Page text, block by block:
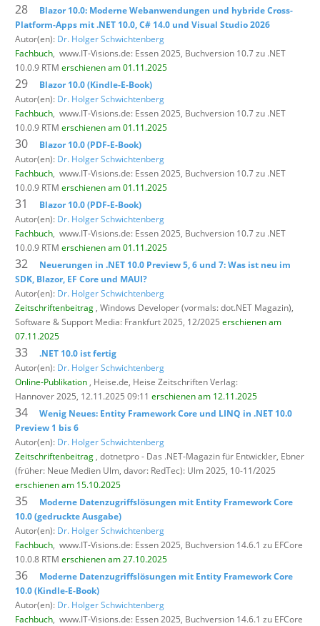
28
Blazor 10.0: Moderne Webanwendungen und hybride Cross-
Platform-Apps mit .NET 10.0, C# 14.0 und Visual Studio 2026
Autor(en): Dr. Holger Schwichtenberg
Fachbuch, www.IT-Visions.de: Essen 2025, Buchversion 10.7 zu .NET
10.0.9 RTM erschienen am 01.11.2025
29
Blazor 10.0 (Kindle-E-Book)
Autor(en): Dr. Holger Schwichtenberg
Fachbuch, www.IT-Visions.de: Essen 2025, Buchversion 10.7 zu .NET
10.0.9 RTM erschienen am 01.11.2025
30
Blazor 10.0 (PDF-E-Book)
Autor(en): Dr. Holger Schwichtenberg
Fachbuch, www.IT-Visions.de: Essen 2025, Buchversion 10.7 zu .NET
10.0.9 RTM erschienen am 01.11.2025
31
Blazor 10.0 (PDF-E-Book)
Autor(en): Dr. Holger Schwichtenberg
Fachbuch, www.IT-Visions.de: Essen 2025, Buchversion 10.7 zu .NET
10.0.9 RTM erschienen am 01.11.2025
32
Neuerungen in .NET 10.0 Preview 5, 6 und 7: Was ist neu im
SDK, Blazor, EF Core und MAUI?
Autor(en): Dr. Holger Schwichtenberg
Zeitschriftenbeitrag , Windows Developer (vormals: dot.NET Magazin),
Software & Support Media: Frankfurt 2025, 12/2025 erschienen am
07.11.2025
33
.NET 10.0 ist fertig
Autor(en): Dr. Holger Schwichtenberg
Online-Publikation , Heise.de, Heise Zeitschriften Verlag:
Hannover 2025, 12.11.2025 09:11 erschienen am 12.11.2025
34
Wenig Neues: Entity Framework Core und LINQ in .NET 10.0
Preview 1 bis 6
Autor(en): Dr. Holger Schwichtenberg
Zeitschriftenbeitrag , dotnetpro - Das .NET-Magazin für Entwickler, Ebner
(früher: Neue Medien Ulm, davor: RedTec): Ulm 2025, 10-11/2025
erschienen am 15.10.2025
35
Moderne Datenzugriffslösungen mit Entity Framework Core
10.0 (gedruckte Ausgabe)
Autor(en): Dr. Holger Schwichtenberg
Fachbuch, www.IT-Visions.de: Essen 2025, Buchversion 14.6.1 zu EFCore
10.0.8 RTM erschienen am 27.10.2025
36
Moderne Datenzugriffslösungen mit Entity Framework Core
10.0 (Kindle-E-Book)
Autor(en): Dr. Holger Schwichtenberg
Fachbuch, www.IT-Visions.de: Essen 2025, Buchversion 14.6.1 zu EFCore